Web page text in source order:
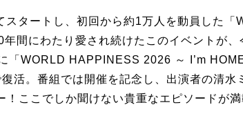
スタートし、初回から約1万人を動員した「
間にわたり愛され続けたこのイベントが、
「WORLD HAPPINESS 2026 ～ I’m
活。番組では開催を記念し、出演者の清水
ここでしか聞けない貴重なエピソードが満